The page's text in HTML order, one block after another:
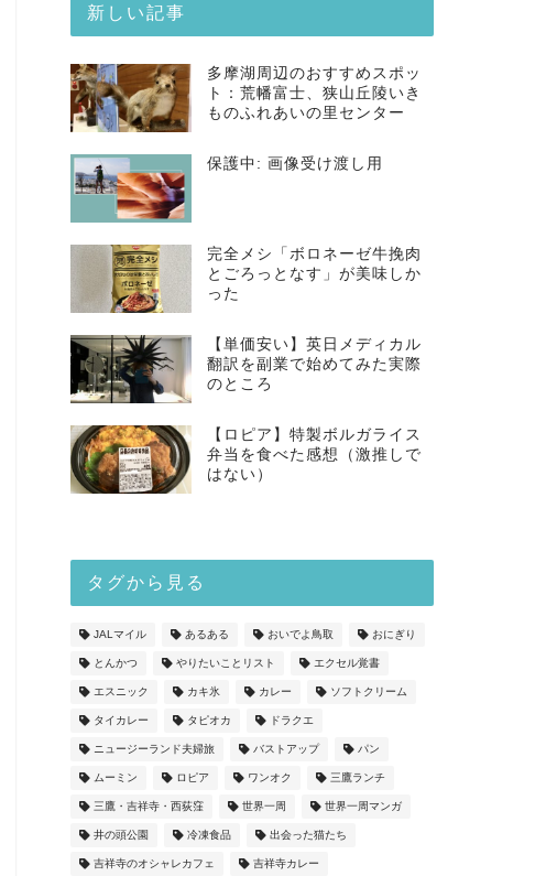
新しい記事
多摩湖周辺のおすすめスポッ
ト：荒幡富士、狭山丘陵いき
ものふれあいの里センター
保護中: 画像受け渡し用
完全メシ「ボロネーゼ牛挽肉
とごろっとなす」が美味しか
った
【単価安い】英日メディカル
翻訳を副業で始めてみた実際
のところ
【ロピア】特製ボルガライス
弁当を食べた感想（激推しで
はない）
タグから見る
JALマイル あるある おいでよ鳥取 おにぎり
とんかつ やりたいことリスト エクセル覚書
エスニック カキ氷 カレー ソフトクリーム
タイカレー タピオカ ドラクエ
ニュージーランド夫婦旅 バストアップ パン
ムーミン ロピア ワンオク 三鷹ランチ
三鷹・吉祥寺・西荻窪 世界一周 世界一周マンガ
井の頭公園 冷凍食品 出会った猫たち
吉祥寺のオシャレカフェ 吉祥寺カレー